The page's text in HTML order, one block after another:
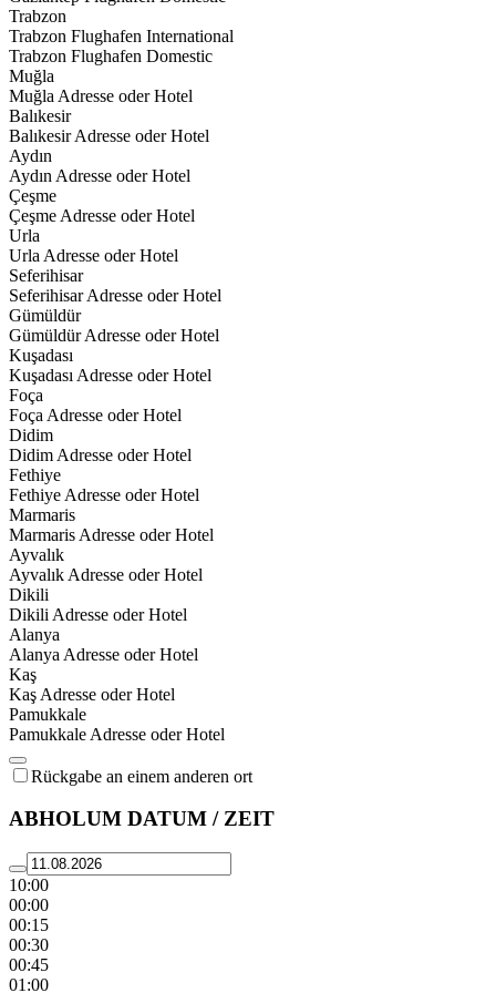
Trabzon
Trabzon Flughafen International
Trabzon Flughafen Domestic
Muğla
Muğla Adresse oder Hotel
Balıkesir
Balıkesir Adresse oder Hotel
Aydın
Aydın Adresse oder Hotel
Çeşme
Çeşme Adresse oder Hotel
Urla
Urla Adresse oder Hotel
Seferihisar
Seferihisar Adresse oder Hotel
Gümüldür
Gümüldür Adresse oder Hotel
Kuşadası
Kuşadası Adresse oder Hotel
Foça
Foça Adresse oder Hotel
Didim
Didim Adresse oder Hotel
Fethiye
Fethiye Adresse oder Hotel
Marmaris
Marmaris Adresse oder Hotel
Ayvalık
Ayvalık Adresse oder Hotel
Dikili
Dikili Adresse oder Hotel
Alanya
Alanya Adresse oder Hotel
Kaş
Kaş Adresse oder Hotel
Pamukkale
Pamukkale Adresse oder Hotel
Rückgabe an einem anderen ort
ABHOLUM DATUM / ZEIT
10:00
00:00
00:15
00:30
00:45
01:00